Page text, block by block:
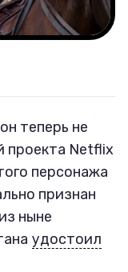
теперь не
проекта Netflix
персонажа
признан
ныне
удостоил